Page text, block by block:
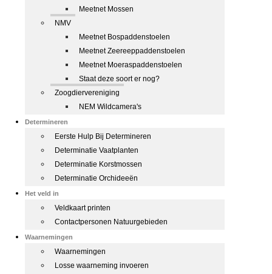
Meetnet Mossen
NMV
Meetnet Bospaddenstoelen
Meetnet Zeereeppaddenstoelen
Meetnet Moeraspaddenstoelen
Staat deze soort er nog?
Zoogdiervereniging
NEM Wildcamera's
Determineren
Eerste Hulp Bij Determineren
Determinatie Vaatplanten
Determinatie Korstmossen
Determinatie Orchideeën
Het veld in
Veldkaart printen
Contactpersonen Natuurgebieden
Waarnemingen
Waarnemingen
Losse waarneming invoeren